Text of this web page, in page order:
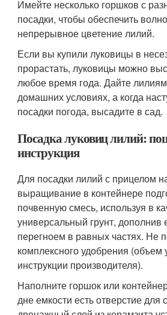
Имейте несколько горшков с
посадки, чтобы обеспечить
непрерывное цветение лилий.
Если вы купили луковицы в
прорастать, луковицы можно
любое время года. Дайте
домашних условиях, а когда
посадки погода, высадите в сад.
Посадка луковиц лилий:
инструкция
Для посадки лилий с прицелом
выращивание в контейнере
почвенную смесь, используя в
универсальный грунт, дополнив
перегноем в равных частях. Не
комплексного удобрения (объем
инструкции производителя).
Наполните горшок или
дне емкости есть отверстие для